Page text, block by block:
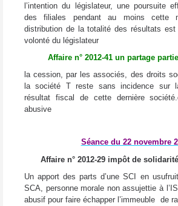
l’intention du législateur, une poursuite
des filiales pendant au moins cette
distribution de la totalité des résultats
volonté du législateur
Affaire n° 2012-41 un partage
la cession, par les associés, des droits
la société T reste sans incidence sur
résultat fiscal de cette dernière
abusive
Séance du 22 novembre
Affaire n° 2012-29 impôt de
Un apport des parts d’une SCI en
SCA, personne morale non assujettie à
abusifpour faire échapper l’immeuble de